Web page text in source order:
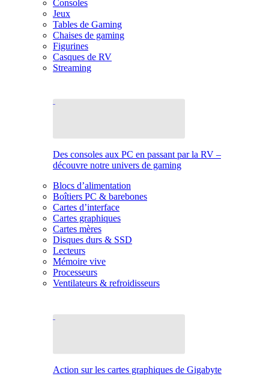
Consoles
Jeux
Tables de Gaming
Chaises de gaming
Figurines
Casques de RV
Streaming
Des consoles aux PC en passant par la RV –
découvre notre univers de gaming
Blocs d’alimentation
Boîtiers PC & barebones
Cartes d’interface
Cartes graphiques
Cartes mères
Disques durs & SSD
Lecteurs
Mémoire vive
Processeurs
Ventilateurs & refroidisseurs
Action sur les cartes graphiques de Gigabyte